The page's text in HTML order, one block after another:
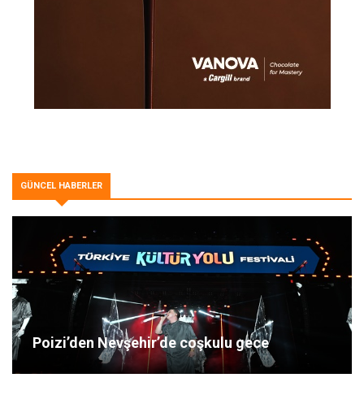
GÜNCEL HABERLER
Poizi’den Nevşehir’de coşkulu gece